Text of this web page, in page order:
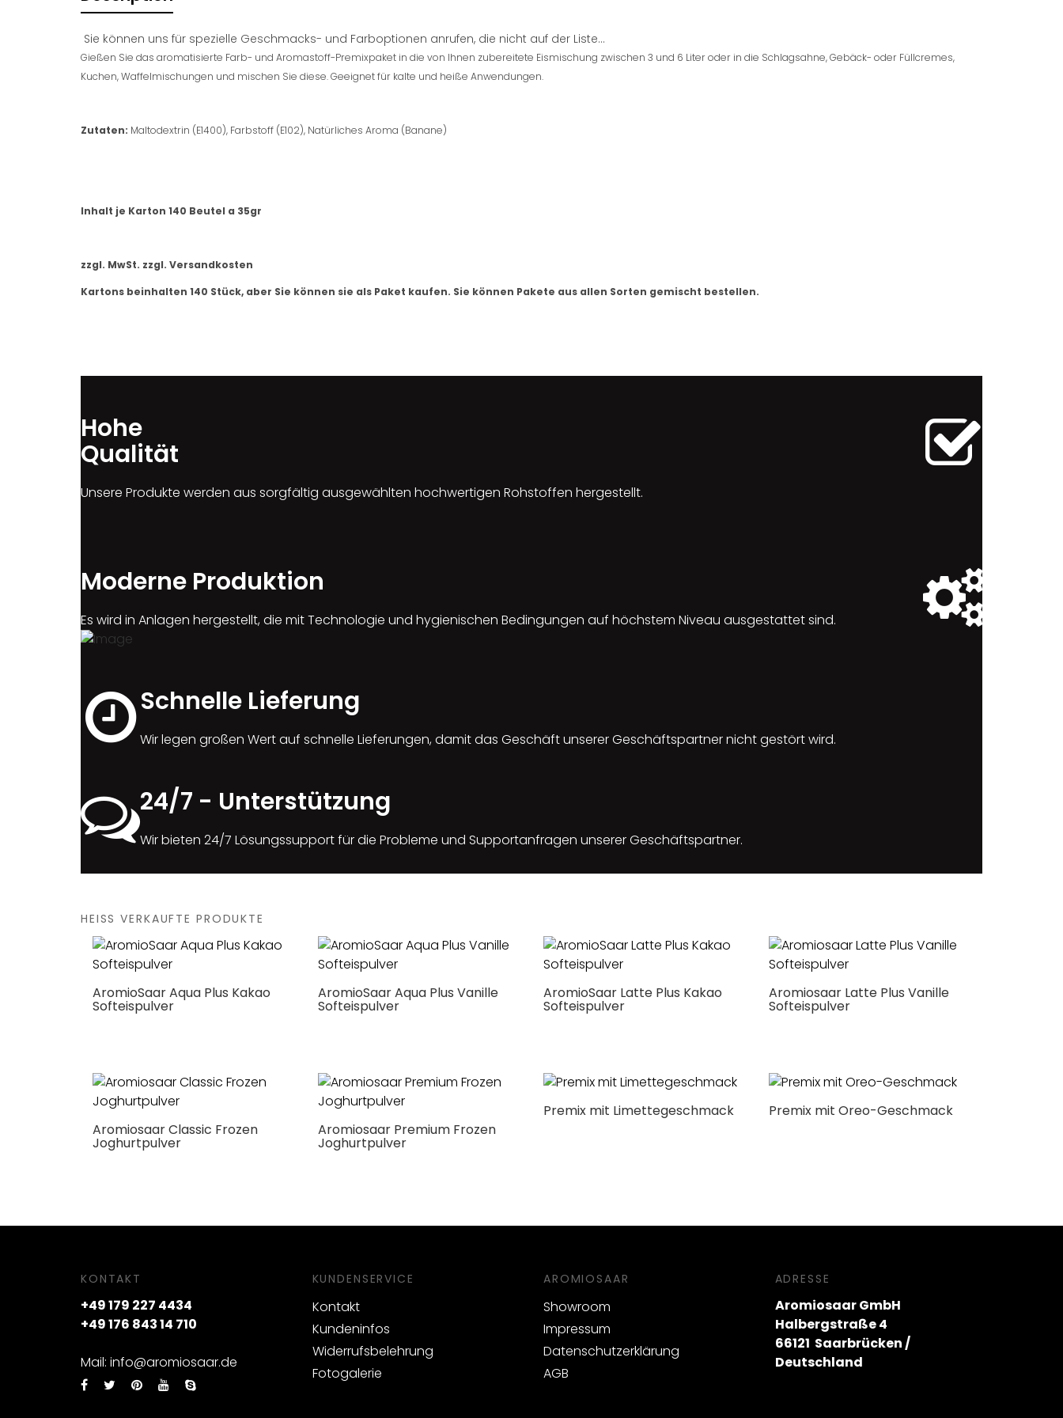
Sie können uns für spezielle Geschmacks- und Farboptionen anrufen, die nicht auf der Liste...
Gießen Sie das aromatisierte Farb- und Aromastoff-Premixpaket in die von Ihnen zubereitete Eismischung zwischen 3 und 6 Liter oder in die Schlagsahne, Gebäck- oder Füllcremes,
Kuchen, Waffelmischungen und mischen Sie diese. Geeignet für kalte und heiße Anwendungen.
Zutaten: Maltodextrin (E1400), Farbstoff (E102), Natürliches Aroma (Banane)
Inhalt je Karton 140 Beutel a 35gr
zzgl. MwSt. zzgl. Versandkosten
Kartons beinhalten 140 Stück, aber Sie können sie als Paket kaufen. Sie können Pakete aus allen Sorten gemischt bestellen.
Hohe
Qualität
Unsere Produkte werden aus sorgfältig ausgewählten hochwertigen Rohstoffen hergestellt.
Moderne Produktion
Es wird in Anlagen hergestellt, die mit Technologie und hygienischen Bedingungen auf höchstem Niveau ausgestattet sind.
Schnelle Lieferung
Wir legen großen Wert auf schnelle Lieferungen, damit das Geschäft unserer Geschäftspartner nicht gestört wird.
24/7 - Unterstützung
Wir bieten 24/7 Lösungssupport für die Probleme und Supportanfragen unserer Geschäftspartner.
HEISS VERKAUFTE PRODUKTE
AromioSaar Aqua Plus Kakao
Softeispulver
AromioSaar Aqua Plus Vanille
Softeispulver
AromioSaar Latte Plus Kakao
Softeispulver
Aromiosaar Latte Plus Vanille
Softeispulver
Aromiosaar Classic Frozen
Joghurtpulver
Aromiosaar Premium Frozen
Joghurtpulver
Premix mit Limettegeschmack Premix mit Oreo-Geschmack
KONTAKT
+49 179 227 4434
+49 176 843 14 710
Mail: info@aromiosaar.de
KUNDENSERVICE
Kontakt
Kundeninfos
Widerrufsbelehrung
Fotogalerie
AROMIOSAAR
Showroom
Impressum
Datenschutzerklärung
AGB
ADRESSE
Aromiosaar GmbH
Halbergstraße 4
66121 Saarbrücken /
Deutschland